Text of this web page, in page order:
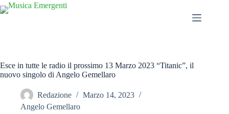
Salta
al
Esce in tutte le radio il prossimo 13 Marzo 2023 “Titanic”, il
nuovo singolo di Angelo Gemellaro
Redazione
Marzo 14, 2023
Angelo Gemellaro